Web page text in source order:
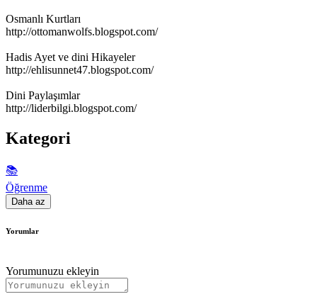
Osmanlı Kurtları
http://ottomanwolfs.blogspot.com/
Hadis Ayet ve dini Hikayeler
http://ehlisunnet47.blogspot.com/
Dini Paylaşımlar
http://liderbilgi.blogspot.com/
Kategori
📚
Öğrenme
Daha az
Yorumlar
Yorumunuzu ekleyin